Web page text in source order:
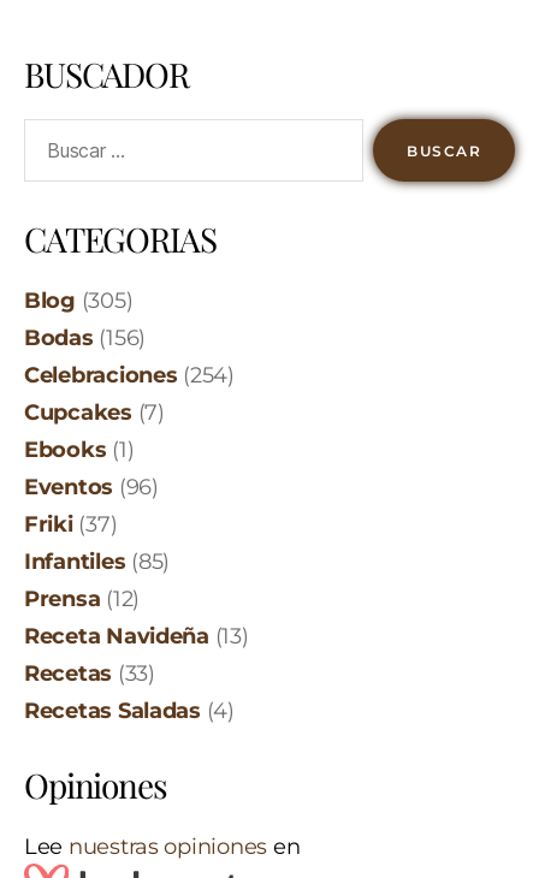
BUSCADOR
CATEGORIAS
Blog (305)
Bodas (156)
Celebraciones (254)
Cupcakes (7)
Ebooks (1)
Eventos (96)
Friki(37)
Infantiles (85)
Prensa (12)
Receta Navideña (13)
Recetas (33)
Recetas Saladas (4)
Opiniones
Lee nuestras opiniones en